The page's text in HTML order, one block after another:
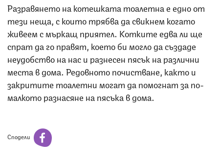
Разравянето на котешката тоалетна е едно от
тези неща, с които трябва да свикнем когато
живеем с мъркащ приятел. Котките едва ли ще
спрат да го правят, което би могло да създаде
неудобство на нас и разнесен пясък на различни
места в дома. Редовното почистване, както и
закритите тоалетни могат да помогнат за по-
малкото разнасяне на пясъка в дома.
Сподели